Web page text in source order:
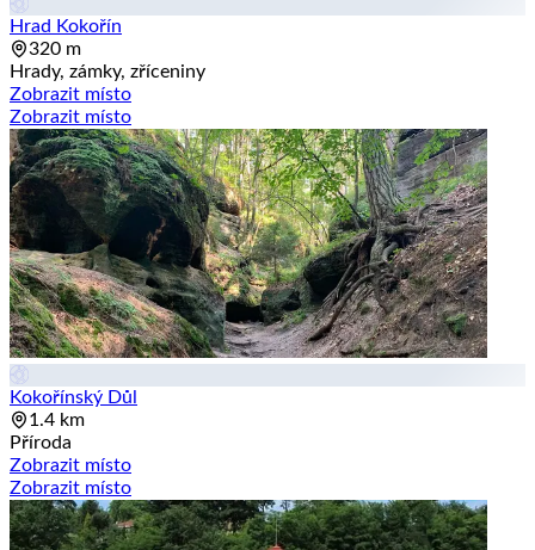
Hrad Kokořín
320 m
Hrady, zámky, zříceniny
Zobrazit místo
Zobrazit místo
Kokořínský Důl
1.4 km
Příroda
Zobrazit místo
Zobrazit místo